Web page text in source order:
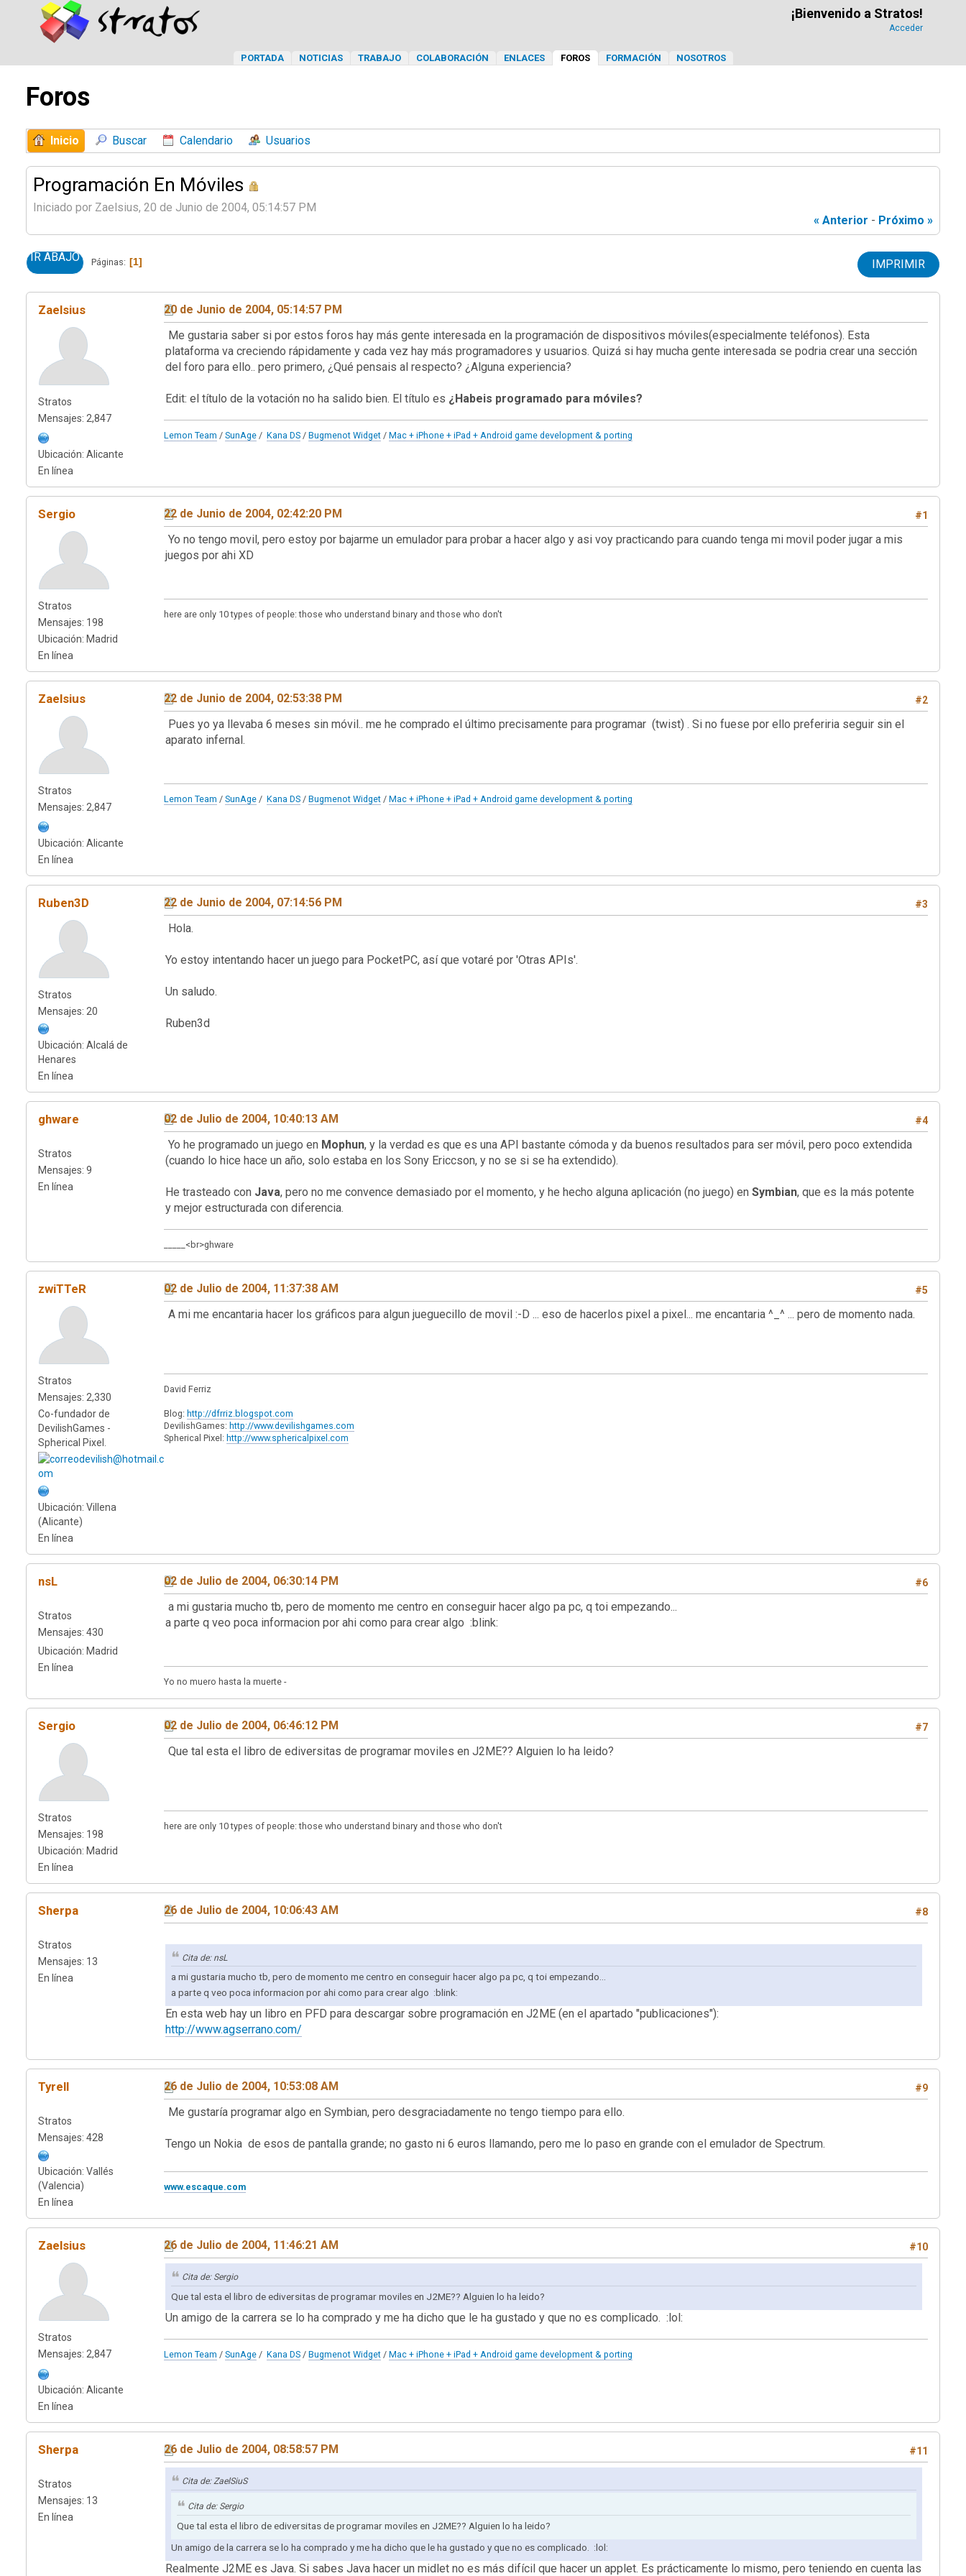
¡Bienvenido a Stratos!
Acceder
PORTADA NOTICIAS TRABAJO COLABORACIÓN ENLACES FOROS FORMACIÓN NOSOTROS
Foros
Inicio Buscar Calendario Usuarios
Programación En Móviles
Iniciado por Zaelsius, 20 de Junio de 2004, 05:14:57 PM
« Anterior - Próximo »
IMPRIMIR
IR ABAJO Páginas 1
Zaelsius
Stratos
Mensajes: 2,847
Ubicación: Alicante
En línea
20 de Junio de 2004, 05:14:57 PM
Me gustaria saber si por estos foros hay más gente interesada en la programación de dispositivos móviles(especialmente teléfonos). Esta
plataforma va creciendo rápidamente y cada vez hay más programadores y usuarios. Quizá si hay mucha gente interesada se podria crear una sección
del foro para ello.. pero primero, ¿Qué pensais al respecto? ¿Alguna experiencia?
Edit: el título de la votación no ha salido bien. El título es ¿Habeis programado para móviles?
Lemon Team / SunAge / Kana DS / Bugmenot Widget / Mac + iPhone + iPad + Android game development & porting
Sergio
Stratos
Mensajes: 198
Ubicación: Madrid
En línea
#1
22 de Junio de 2004, 02:42:20 PM
Yo no tengo movil, pero estoy por bajarme un emulador para probar a hacer algo y asi voy practicando para cuando tenga mi movil poder jugar a mis
juegos por ahi XD
here are only 10 types of people: those who understand binary and those who don't
Zaelsius
Stratos
Mensajes: 2,847
Ubicación: Alicante
En línea
#2
22 de Junio de 2004, 02:53:38 PM
Pues yo ya llevaba 6 meses sin móvil.. me he comprado el último precisamente para programar (twist) . Si no fuese por ello preferiria seguir sin el
aparato infernal.
Lemon Team / SunAge / Kana DS / Bugmenot Widget / Mac + iPhone + iPad + Android game development & porting
Ruben3D
Stratos
Mensajes: 20
Ubicación: Alcalá de
Henares
En línea
#3
22 de Junio de 2004, 07:14:56 PM
Hola.
Yo estoy intentando hacer un juego para PocketPC, así que votaré por 'Otras APIs'.
Un saludo.
Ruben3d
ghware
Stratos
Mensajes: 9
En línea
#4
02 de Julio de 2004, 10:40:13 AM
Yo he programado un juego en Mophun, y la verdad es que es una API bastante cómoda y da buenos resultados para ser móvil, pero poco extendida
(cuando lo hice hace un año, solo estaba en los Sony Ericcson, y no se si se ha extendido).
He trasteado con Java, pero no me convence demasiado por el momento, y he hecho alguna aplicación (no juego) en Symbian, que es la más potente
y mejor estructurada con diferencia.
_____<br>ghware
zwiTTeR
Stratos
Mensajes: 2,330
Co-fundador de
DevilishGames -
Spherical Pixel.
Ubicación: Villena
(Alicante)
En línea
#5
02 de Julio de 2004, 11:37:38 AM
A mi me encantaria hacer los gráficos para algun jueguecillo de movil :-D ... eso de hacerlos pixel a pixel... me encantaria ^_^ ... pero de momento nada.
David Ferriz
Blog: http://dfrriz.blogspot.com
DevilishGames: http://www.devilishgames.com
Spherical Pixel: http://www.sphericalpixel.com
nsL
Stratos
Mensajes: 430
Ubicación: Madrid
En línea
#6
02 de Julio de 2004, 06:30:14 PM
a mi gustaria mucho tb, pero de momento me centro en conseguir hacer algo pa pc, q toi empezando...
a parte q veo poca informacion por ahi como para crear algo :blink:
Yo no muero hasta la muerte -
Sergio
Stratos
Mensajes: 198
Ubicación: Madrid
En línea
#7
02 de Julio de 2004, 06:46:12 PM
Que tal esta el libro de ediversitas de programar moviles en J2ME?? Alguien lo ha leido?
here are only 10 types of people: those who understand binary and those who don't
Sherpa
Stratos
Mensajes: 13
En línea
#8
26 de Julio de 2004, 10:06:43 AM
Cita de: nsL
a mi gustaria mucho tb, pero de momento me centro en conseguir hacer algo pa pc, q toi empezando...
a parte q veo poca informacion por ahi como para crear algo :blink:
En esta web hay un libro en PFD para descargar sobre programación en J2ME (en el apartado "publicaciones"):
http://www.agserrano.com/
Tyrell
Stratos
Mensajes: 428
Ubicación: Vallés
(Valencia)
En línea
#9
26 de Julio de 2004, 10:53:08 AM
Me gustaría programar algo en Symbian, pero desgraciadamente no tengo tiempo para ello.
Tengo un Nokia de esos de pantalla grande; no gasto ni 6 euros llamando, pero me lo paso en grande con el emulador de Spectrum.
www.escaque.com
Zaelsius
Stratos
Mensajes: 2,847
Ubicación: Alicante
En línea
#10
26 de Julio de 2004, 11:46:21 AM
Cita de: Sergio
Que tal esta el libro de ediversitas de programar moviles en J2ME?? Alguien lo ha leido?
Un amigo de la carrera se lo ha comprado y me ha dicho que le ha gustado y que no es complicado. :lol:
Lemon Team / SunAge / Kana DS / Bugmenot Widget / Mac + iPhone + iPad + Android game development & porting
Sherpa
Stratos
Mensajes: 13
En línea
#11
26 de Julio de 2004, 08:58:57 PM
Cita de: ZaelSiuS
Cita de: Sergio
Que tal esta el libro de ediversitas de programar moviles en J2ME?? Alguien lo ha leido?
Un amigo de la carrera se lo ha comprado y me ha dicho que le ha gustado y que no es complicado. :lol:
Realmente J2ME es Java. Si sabes Java hacer un midlet no es más difícil que hacer un applet. Es prácticamente lo mismo, pero teniendo en cuenta las